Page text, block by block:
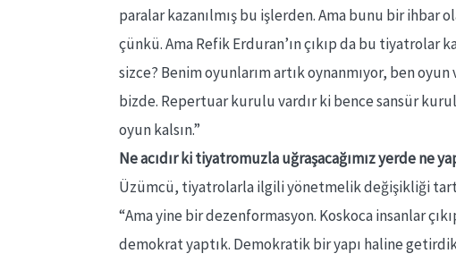
paralar kazanılmış bu işlerden. Ama bunu bir ihbar
çünkü. Ama Refik Erduran’ın çıkıp da bu tiyatrolar
sizce? Benim oyunlarım artık oynanmıyor, ben
bizde. Repertuar kurulu vardır ki bence sansür
oyun kalsın.”
Ne acıdır ki tiyatromuzla uğraşacağımız yerde ne
Üzümcü, tiyatrolarla ilgili yönetmelik değişikliği
“Ama yine bir dezenformasyon. Koskoca insanlar
demokrat yaptık. Demokratik bir yapı haline